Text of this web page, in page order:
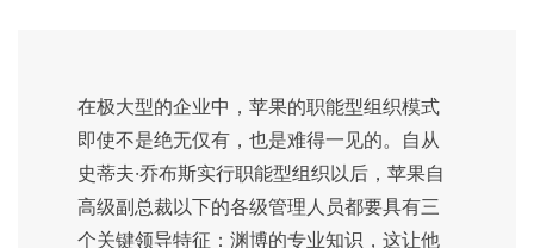
在极大型的企业中，苹果的职能型组织模式
即使不是绝无仅有，也是难得一见的。自从
史蒂夫·乔布斯实行职能型组织以后，苹果自
高级副总裁以下的各级管理人员都要具有三
个关键领导特征：渊博的专业知识，这让他